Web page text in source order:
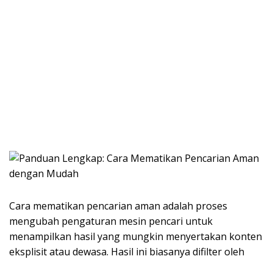
Cara mematikan pencarian aman adalah proses
mengubah pengaturan mesin pencari untuk
menampilkan hasil yang mungkin menyertakan konten
eksplisit atau dewasa. Hasil ini biasanya difilter oleh